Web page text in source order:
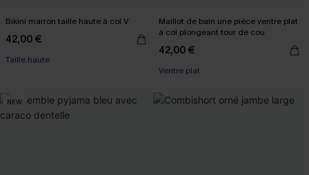
Bikini marron taille haute à col V
42,00 €
Taille haute
Maillot de bain une pièce ventre plat
à col plongeant tour de cou
42,00 €
Ventre plat
NEW